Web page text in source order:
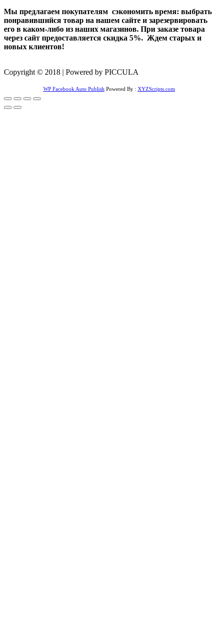
Мы предлагаем покупателям сэкономить время: выбрать
понравившийся товар на нашем сайте и зарезервировать
его в каком-либо из наших магазинов. При заказе товара
через сайт предоставляется скидка 5%. Ждем старых и
новых клиентов!
Copyright © 2018 | Powered by PICCULA
WP Facebook Auto Publish Powered By : XYZScripts.com